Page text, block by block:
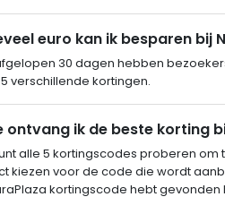
euro kan ik besparen bij
30 dagen hebben
verschillende kortingen.
ontvang ik de beste korting
alle 5 kortingscodes proberen
kiezen voor de code die wordt
kortingscode hebt gevonden